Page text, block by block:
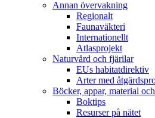
Annan övervakning
Regionalt
Faunaväkteri
Internationellt
Atlasprojekt
Naturvård och fjärilar
EUs habitatdirektiv
Arter med
Böcker, appar, material
Boktips
Resurser på nätet